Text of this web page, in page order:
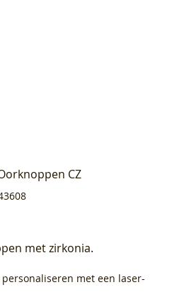
CZ
met zirkonia.
met een laser-